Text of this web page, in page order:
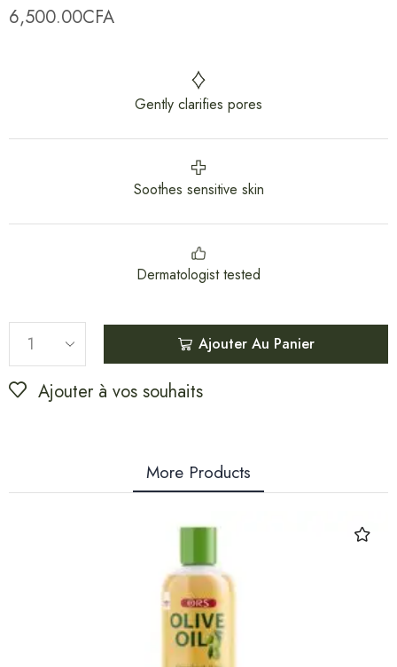
6,500.00CFA
Gently clarifies pores
Soothes sensitive skin
Dermatologist tested
Ajouter Au Panier
Ajouter à vos souhaits
More Products